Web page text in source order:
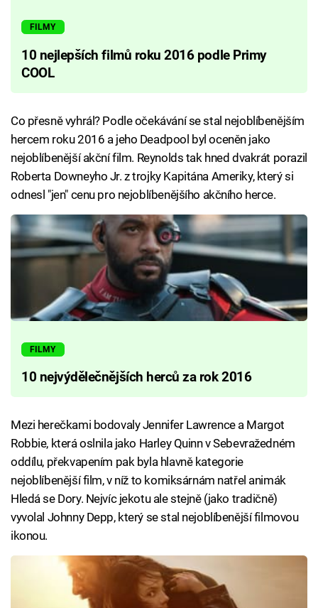
FILMY
10 nejlepších filmů roku 2016 podle Primy
COOL
Co přesně vyhrál? Podle očekávání se stal nejoblíbenějším
hercem roku 2016 a jeho Deadpool byl oceněn jako
nejoblíbenější akční film. Reynolds tak hned dvakrát porazil
Roberta Downeyho Jr. z trojky Kapitána Ameriky, který si
odnesl "jen" cenu pro nejoblíbenějšího akčního herce.
FILMY
10 nejvýdělečnějších herců za rok 2016
Mezi herečkami bodovaly Jennifer Lawrence a Margot
Robbie, která oslnila jako Harley Quinn v Sebevražedném
oddílu, překvapením pak byla hlavně kategorie
nejoblíbenější film, v níž to komiksárnám natřel animák
Hledá se Dory. Nejvíc jekotu ale stejně (jako tradičně)
vyvolal Johnny Depp, který se stal nejoblíbenější filmovou
ikonou.